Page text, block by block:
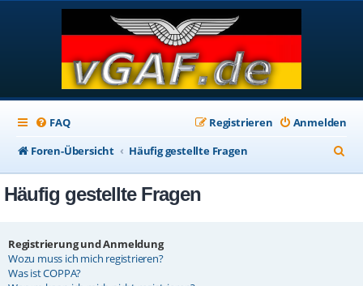
FAQ Anmelden
Registrieren
Foren-Übersicht
Häufig gestellte Fragen
u
Häufig gestellte Fragen
Registrierung und Anmeldung
Wozu muss ich mich registrieren?
Was ist COPPA?